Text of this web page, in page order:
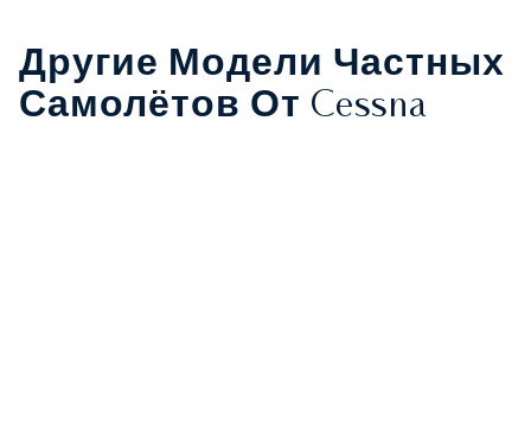
Другие Модели Частных
Самолётов От Cessna